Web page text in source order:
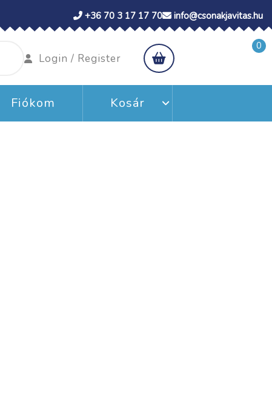
+36 70 3 17 17 70 info@csonakjavitas.hu
Login / RegisterLogin
Register
shopping
cart
0
Fiókom Kosár